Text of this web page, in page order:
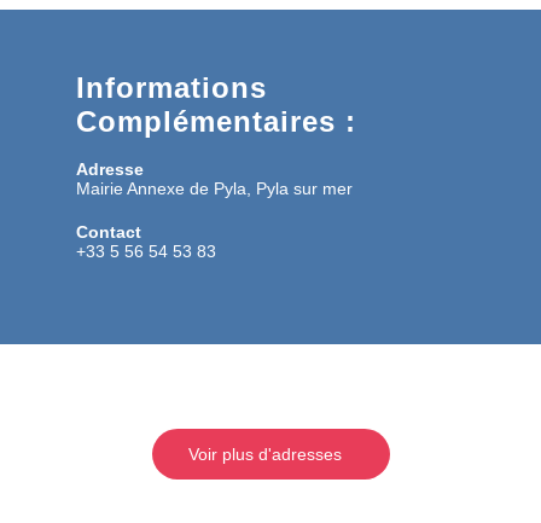
Informations
Complémentaires :
Adresse
Mairie Annexe de Pyla, Pyla sur mer
Contact
+33 5 56 54 53 83
Voir plus d'adresses